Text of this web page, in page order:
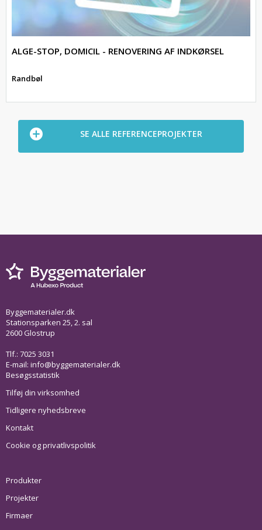
ALGE-STOP, DOMICIL - RENOVERING AF INDKØRSEL
Randbøl
SE ALLE REFERENCEPROJEKTER
Byggematerialer.dk
Stationsparken 25, 2. sal
2600 Glostrup
Tlf.: 7025 3031
E-mail: info@byggematerialer.dk
Besøgsstatistik
Tilføj din virksomhed
Tidligere nyhedsbreve
Kontakt
Cookie og privatlivspolitik
Produkter
Projekter
Firmaer